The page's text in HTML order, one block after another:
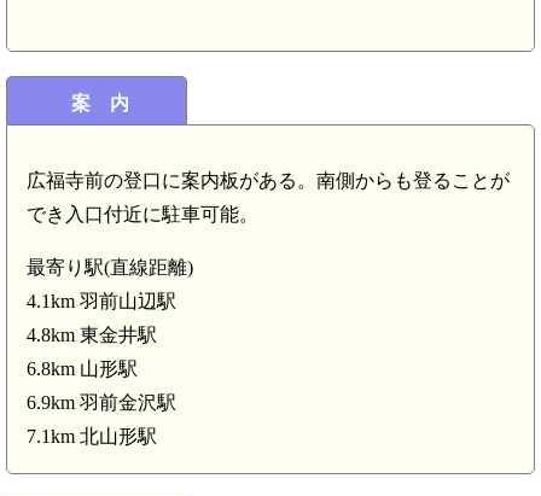
案 内
広福寺前の登口に案内板がある。南側からも登ることが
でき入口付近に駐車可能。
最寄り駅(直線距離)
4.1km 羽前山辺駅
4.8km 東金井駅
6.8km 山形駅
6.9km 羽前金沢駅
7.1km 北山形駅
出羽 谷木沢楯(6.5km)